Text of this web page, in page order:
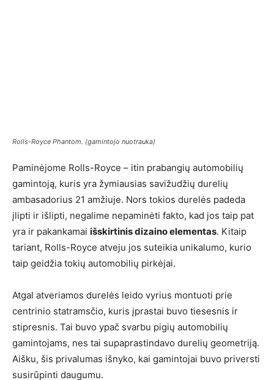
Rolls-Royce Phantom. (gamintojo nuotrauka)
Paminėjome Rolls-Royce – itin prabangių automobilių
gamintoją, kuris yra žymiausias savižudžių durelių
ambasadorius 21 amžiuje. Nors tokios durelės padeda
įlipti ir išlipti, negalime nepaminėti fakto, kad jos taip pat
yra ir pakankamai išskirtinis dizaino elementas. Kitaip
tariant, Rolls-Royce atveju jos suteikia unikalumo, kurio
taip geidžia tokių automobilių pirkėjai.
Atgal atveriamos durelės leido vyrius montuoti prie
centrinio statramsčio, kuris įprastai buvo tiesesnis ir
stipresnis. Tai buvo ypač svarbu pigių automobilių
gamintojams, nes tai supaprastindavo durelių geometriją.
Aišku, šis privalumas išnyko, kai gamintojai buvo priversti
susirūpinti daugumu.